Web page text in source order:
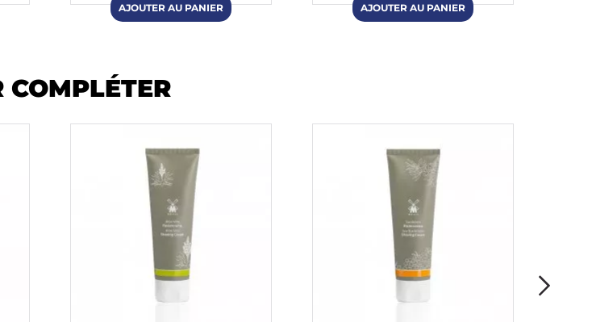
COMPLÉTER